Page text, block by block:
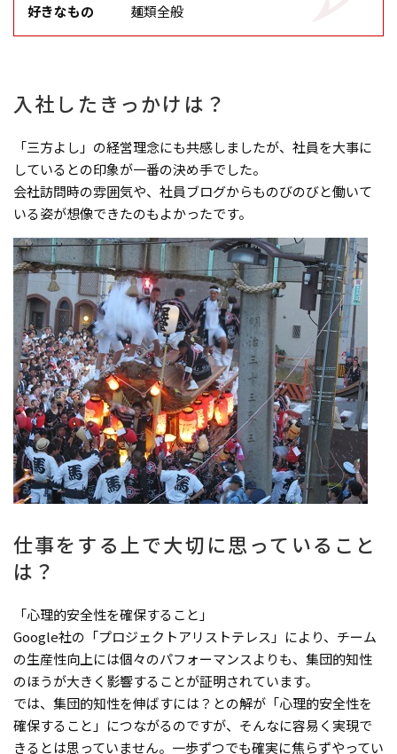
好きなもの
麺類全般
入社したきっかけは？
「三方よし」の経営理念にも共感しましたが、社員を大事に
しているとの印象が一番の決め手でした。
会社訪問時の雰囲気や、社員ブログからものびのびと働いて
いる姿が想像できたのもよかったです。
仕事をする上で大切に思っていること
は？
「心理的安全性を確保すること」
Google社の「プロジェクトアリストテレス」により、チーム
の生産性向上には個々のパフォーマンスよりも、集団的知性
のほうが大きく影響することが証明されています。
では、集団的知性を伸ばすには？との解が「心理的安全性を
確保すること」につながるのですが、そんなに容易く実現で
きるとは思っていません。一歩ずつでも確実に焦らずやってい